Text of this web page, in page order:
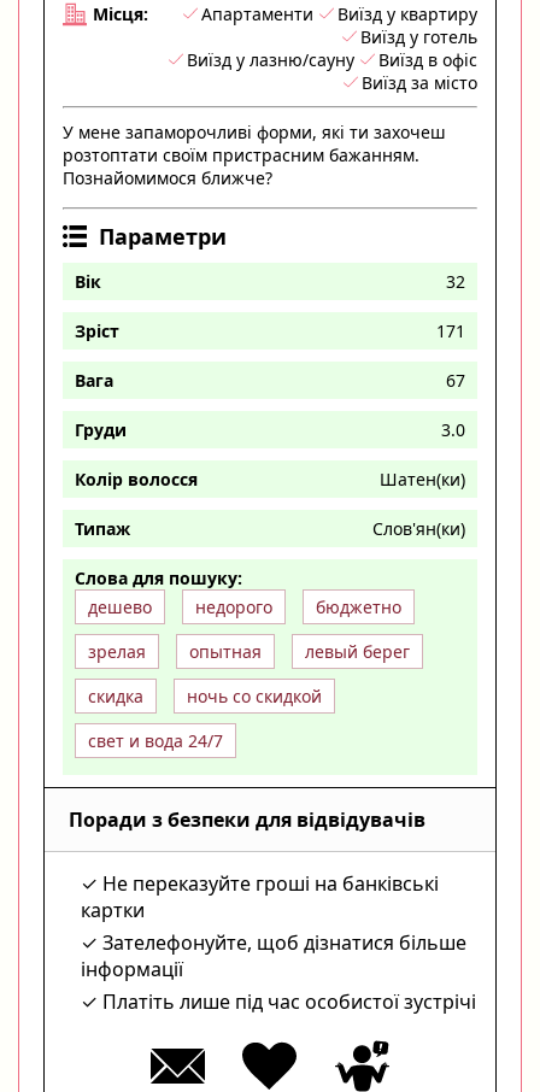
Місця: Апартаменти
Виїзд у квартиру
Виїзд у готель
Виїзд у лазню/сауну
Виїзд в офіс
Виїзд за місто
У мене запаморочливі форми, які ти захочеш
розтоптати своїм пристрасним бажанням.
Познайомимося ближче?
Параметри
Вік 32
Зріст 171
Вага 67
Груди 3.0
Колір волосся Шатен(ки)
Типаж Слов'ян(ки)
Слова для пошуку:
дешево
недорого
бюджетно
зрелая
опытная
левый берег
скидка
ночь со скидкой
свет и вода 24/7
Поради з безпеки для відвідувачів
Не переказуйте гроші на банківські
картки
Зателефонуйте, щоб дізнатися більше
інформації
Платіть лише під час особистої зустрічі